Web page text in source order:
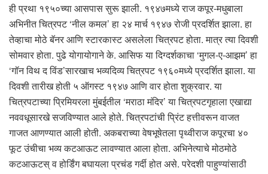
ही प्रथा १९५०च्या आसपास सुरू झाली. १९४७मध्ये राज कपूर-मधुबाला
अभिनीत चित्रपट ‘नील कमल’ हा २४ मार्च १९४७ रोजी प्रदर्शित झाला. हा
तेव्हाचा मोठे बॅनर आणि स्टारकास्ट असलेला चित्रपट होता. मात्र त्या दिवशी
सोमवार होता. पुढे योगायोगाने के. आसिफ या दिग्दर्शकाचा ‘मुगल-ए-आझम’ हा
‘गॉन विथ द विंड’सारखाच भव्यदिव्य चित्रपट १९६०मध्ये प्रदर्शित झाला. या
दिवशी तारीख होती ५ ऑगस्ट १९४७ आणि वार होता शुक्रवार. या
चित्रपटाच्या प्रिमियरला मुंबईतील ‘मराठा मंदिर’ या चित्रपटगृहाला एखाद्या
नववधूसारखे सजविण्यात आले होते. चित्रपटांची प्रिंट हत्तीवरून वाजत
गाजत आणण्यात आली होती. अकबराच्या वेषभूषेतला पृथ्वीराज कपूरचा ४०
फूट उंचीचा भव्य कटआऊट लावण्यात आला होता. अभिनेत्याचे मोठमोठे
कटआऊटस् व होर्डिंग बघायला प्रचंड गर्दी होत असे. परेदशी पाहुण्यांसाठी